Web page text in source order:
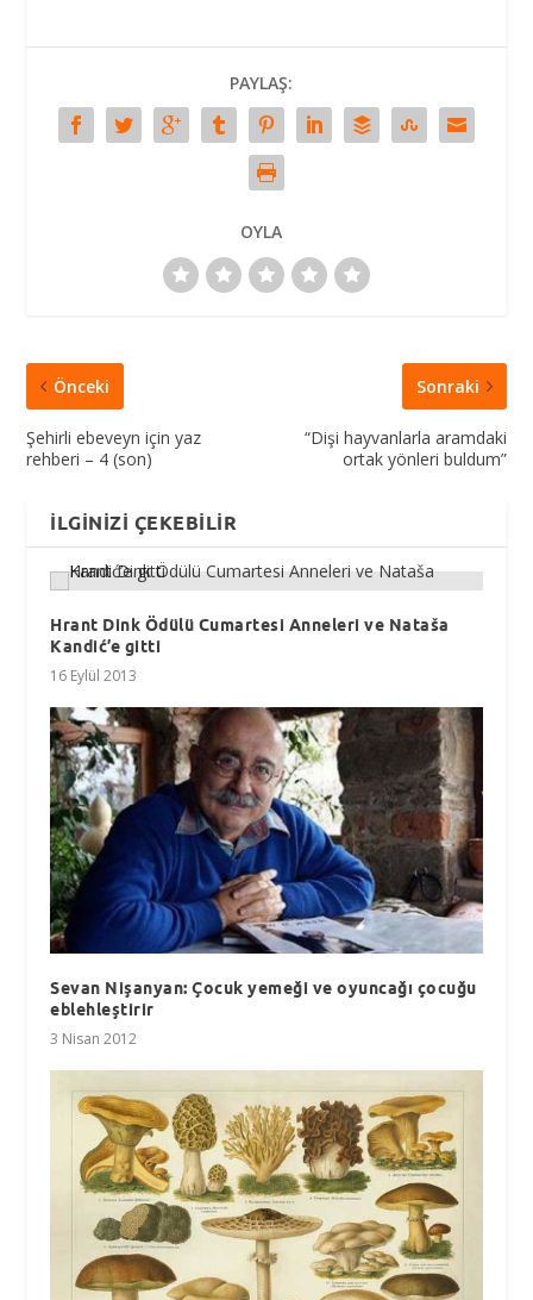
PAYLAŞ:
OYLA
Önceki
Şehirli ebeveyn için yaz
rehberi – 4 (son)
Sonraki
“Dişi hayvanlarla aramdaki
ortak yönleri buldum”
İLGINIZI ÇEKEBILIR
Hrant Dink Ödülü Cumartesi Anneleri ve Nataša
Kandić’e gitti
16 Eylül 2013
Sevan Nişanyan: Çocuk yemeği ve oyuncağı çocuğu
eblehleştirir
3 Nisan 2012